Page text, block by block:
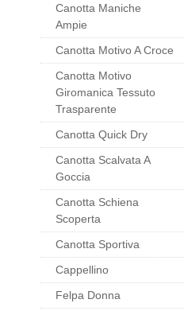
Canotta Maniche
Ampie
Canotta Motivo A Croce
Canotta Motivo
Giromanica Tessuto
Trasparente
Canotta Quick Dry
Canotta Scalvata A
Goccia
Canotta Schiena
Scoperta
Canotta Sportiva
Cappellino
Felpa Donna